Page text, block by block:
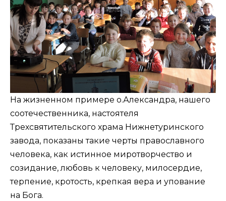
На жизненном примере о.Александра, нашего
соотечественника, настоятеля
Трехсвятительского храма Нижнетуринского
завода, показаны такие черты православного
человека, как истинное миротворчество и
созидание, любовь к человеку, милосердие,
терпение, кротость, крепкая вера и упование
на Бога.